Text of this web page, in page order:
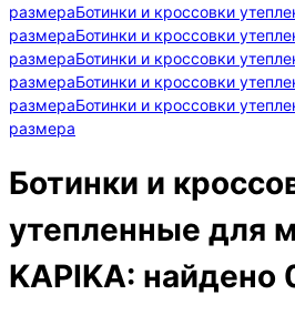
размераБотинки и кроссовки
размераБотинки и кроссовки
размераБотинки и кроссовки
размераБотинки и кроссовки
размераБотинки и кроссовки
размера
Ботинки и
утепленные для
KAPIKA: найдено